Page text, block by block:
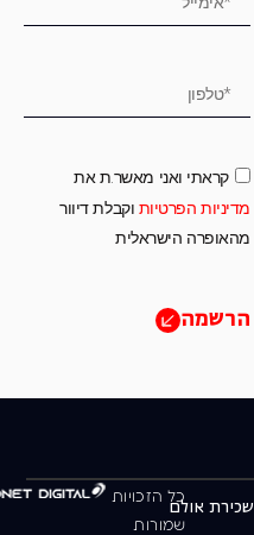
קראתי ואני מאשר.ת את
מדיניות הפרטיות וקבלת דיוור
מהאופרה הישראלית
הרשמה
כל הזכויות
שמורות
שכירת אולם